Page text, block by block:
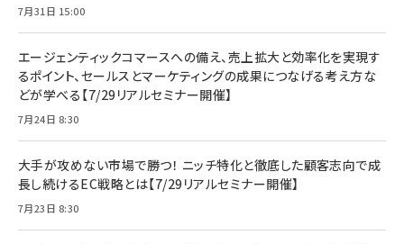
7月31日 15:00
エージェンティックコマースへの備え、売上拡大と効率化を実現す
るポイント、セールスとマーケティングの成果につなげる考え方な
どが学べる【7/29リアルセミナー開催】
7月24日 8:30
大手が攻めない市場で勝つ！ ニッチ特化と徹底した顧客志向で成
長し続けるEC戦略とは【7/29リアルセミナー開催】
7月23日 8:30